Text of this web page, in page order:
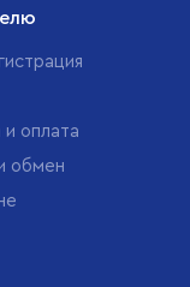
и оплата
обмен